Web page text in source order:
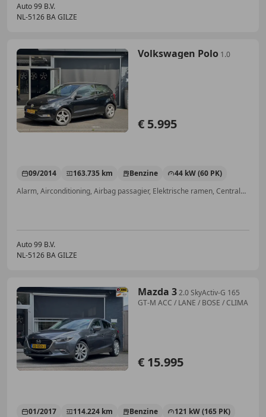
Auto 99 B.V.
NL-5126 BA GILZE
Volkswagen Polo 1.0
€ 5.995
09/2014 163.735 km Benzine
44 kW (60 PK)
Alarm, Airconditioning, Airbag passagier, Elektrische ramen, Centrale vergrendeling, Traction control, Electronic Stability Program, Startonderbreker
Auto 99 B.V.
NL-5126 BA GILZE
Mazda 32.0 SkyActiv-G 165
GT-M ACC / LANE / BOSE / CLIMA
€ 15.995
01/2017 114.224 km Benzine
121 kW (165 PK)